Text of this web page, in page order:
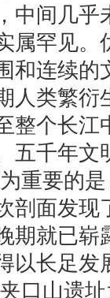
中间几乎
属罕见。
和连续的
人类繁衍
整个长江
五千年文
要的是
剖面发现
期就已崭
以长足发
山遗址